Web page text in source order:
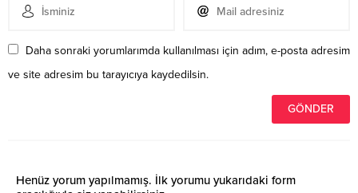
Daha sonraki yorumlarımda kullanılması için adım, e-posta adresim
ve site adresim bu tarayıcıya kaydedilsin.
Henüz yorum yapılmamış. İlk yorumu yukarıdaki form